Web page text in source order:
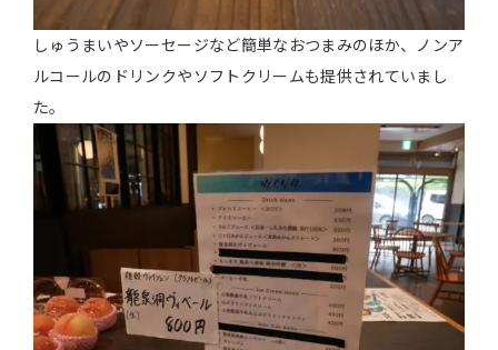
しゅうまいやソーセージなど簡単なおつまみのほか、ノンア
ルコールのドリンクやソフトクリームも提供されていまし
た。